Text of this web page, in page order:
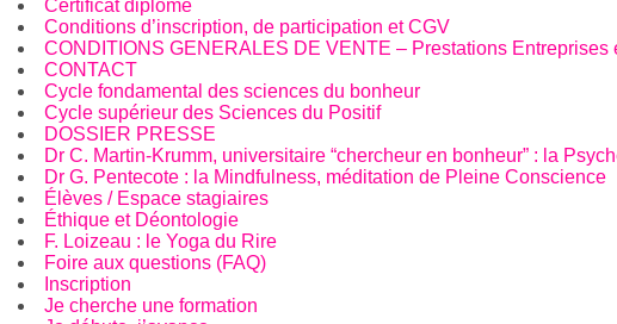
Certificat diplôme
Conditions d’inscription, de participation et CGV
CONDITIONS GENERALES DE VENTE – Prestations Entreprises
CONTACT
Cycle fondamental des sciences du bonheur
Cycle supérieur des Sciences du Positif
DOSSIER PRESSE
Dr C. Martin-Krumm, universitaire “chercheur en bonheur” : la
Dr G. Pentecote : la Mindfulness, méditation de Pleine Conscience
Élèves / Espace stagiaires
Éthique et Déontologie
F. Loizeau : le Yoga du Rire
Foire aux questions (FAQ)
Inscription
Je cherche une formation